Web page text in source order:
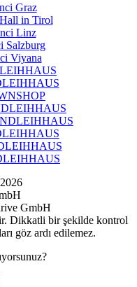
Graz
in Tirol
Linz
Salzburg
Viyana
Dikkatli bir şekilde kontrol
göz ardı edilemez.